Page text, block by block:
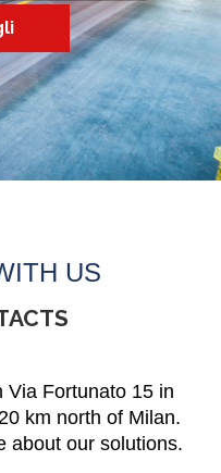
US
Via Fortunato 15 in
km north of Milan.
about our solutions.